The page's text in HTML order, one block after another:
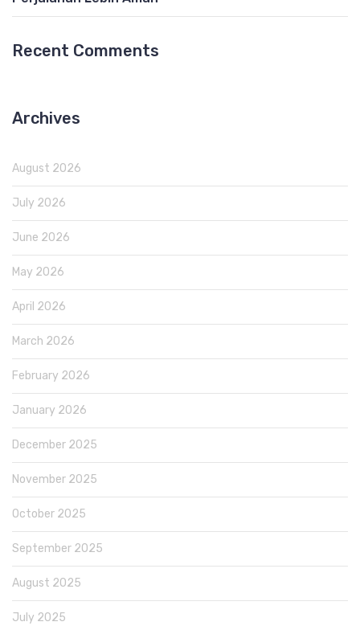
Recent Comments
Archives
August 2026
July 2026
June 2026
May 2026
April 2026
March 2026
February 2026
January 2026
December 2025
November 2025
October 2025
September 2025
August 2025
July 2025